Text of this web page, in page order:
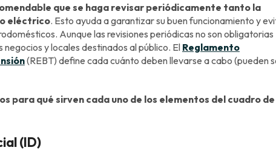
que se haga revisar periódicamente tanto la
eléctrico. Esto ayuda a garantizar su buen funcionamiento y
Aunque las revisiones periódicas no son obligatorias
negocios y locales destinados al público. El Reglamento
(REBT) define cada cuánto deben llevarse a cabo (pueden
para qué sirven cada uno de los elementos del cuadro de
(ID)